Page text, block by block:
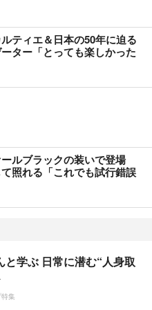
ティエ＆日本の50年に迫る
ター「とっても楽しかった
ルブラックの装いで登場
照れる「これでも試行錯誤
と学ぶ 日常に潜む“人身取
集